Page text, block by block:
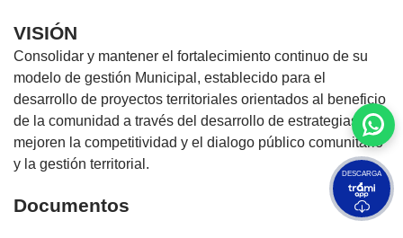
VISIÓN
Consolidar y mantener el fortalecimiento continuo de su
modelo de gestión Municipal, establecido para el
desarrollo de proyectos territoriales orientados al beneficio
de la comunidad a través del desarrollo de estrategias que
mejoren la competitividad y el dialogo público comunitario
y la gestión territorial.
Documentos
DESCARGA